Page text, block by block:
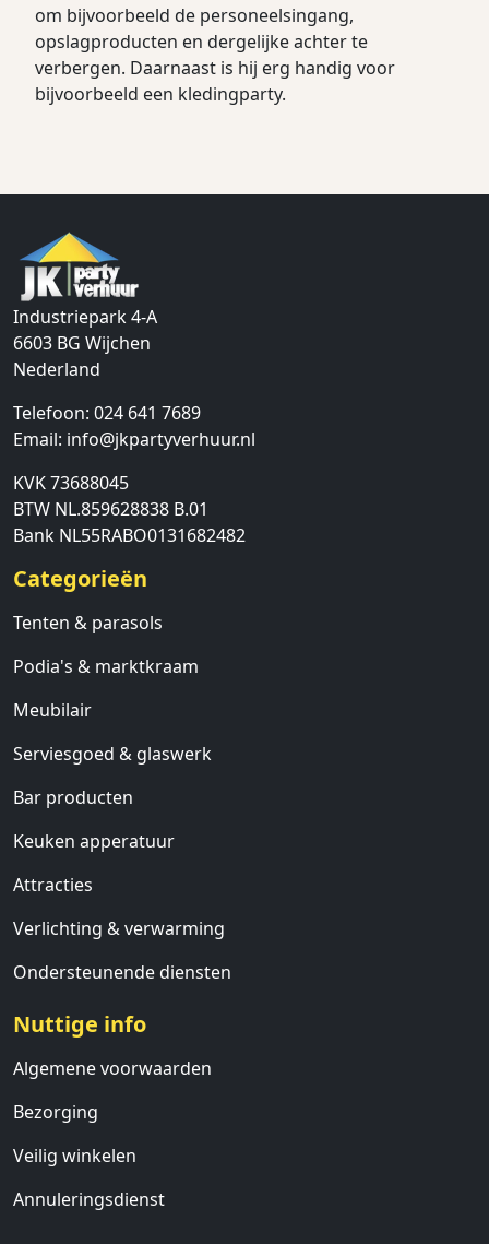
om bijvoorbeeld de personeelsingang,
opslagproducten en dergelijke achter te
verbergen. Daarnaast is hij erg handig voor
bijvoorbeeld een kledingparty.
Industriepark 4-A
6603 BG Wijchen
Nederland
Telefoon: 024 641 7689
Email: info@jkpartyverhuur.nl
KVK 73688045
BTW NL.859628838 B.01
Bank NL55RABO0131682482
Categorieën
Tenten & parasols
Podia's & marktkraam
Meubilair
Serviesgoed & glaswerk
Bar producten
Keuken apperatuur
Attracties
Verlichting & verwarming
Ondersteunende diensten
Nuttige info
Algemene voorwaarden
Bezorging
Veilig winkelen
Annuleringsdienst